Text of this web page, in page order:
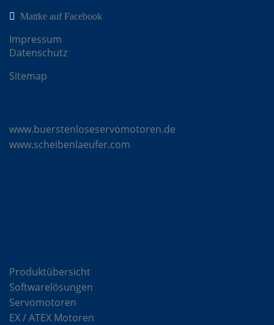
Mattke auf Facebook
Impressum
Datenschutz
Sitemap
www.buerstenloseservomotoren.de
www.scheibenlaeufer.com
Produktübersicht
Softwarelösungen
Servomotoren
EX / ATEX Motoren